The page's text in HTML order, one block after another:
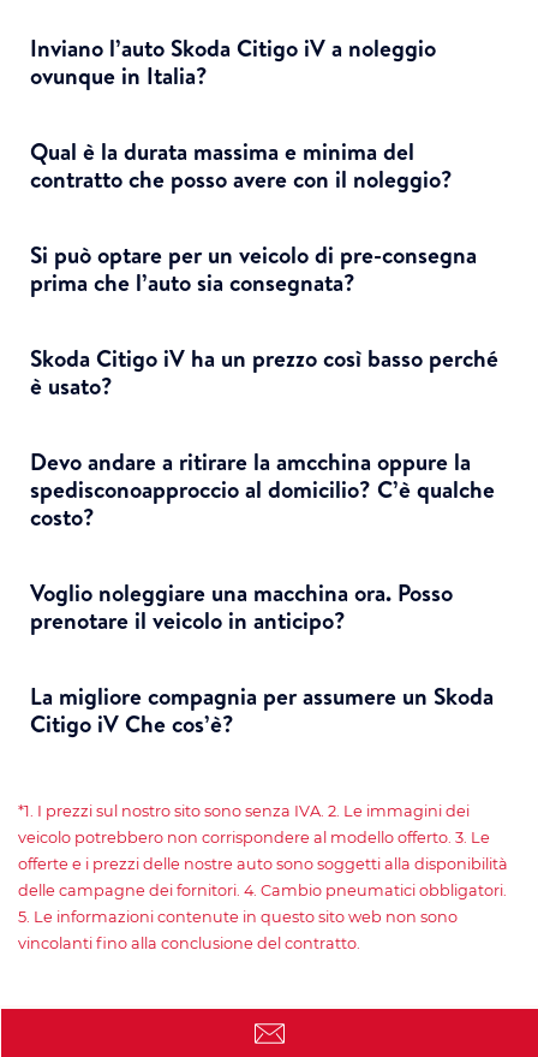
Inviano l’auto Skoda Citigo iV a noleggio
ovunque in Italia?
Qual è la durata massima e minima del
contratto che posso avere con il noleggio?
Si può optare per un veicolo di pre-consegna
prima che l’auto sia consegnata?
Skoda Citigo iV ha un prezzo così basso perché
è usato?
Devo andare a ritirare la amcchina oppure la
spedisconoapproccio al domicilio? C’è qualche
costo?
Voglio noleggiare una macchina ora. Posso
prenotare il veicolo in anticipo?
La migliore compagnia per assumere un Skoda
Citigo iV Che cos’è?
*1. I prezzi sul nostro sito sono senza IVA. 2. Le immagini dei
veicolo potrebbero non corrispondere al modello offerto. 3. Le
offerte e i prezzi delle nostre auto sono soggetti alla disponibilità
delle campagne dei fornitori. 4. Cambio pneumatici obbligatori.
5. Le informazioni contenute in questo sito web non sono
vincolanti fino alla conclusione del contratto.